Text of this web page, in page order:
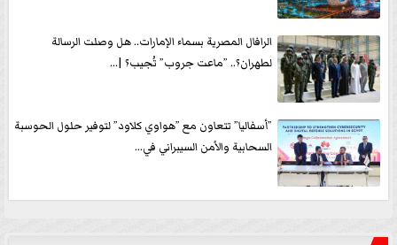
الرافال المصرية بسماء الإمارات.. هل وصلت الرسالة
لطهران؟.. ”ماعت جروب” تُجيب؟ |...
”أسفاليا” تتعاون مع ”هواوي كلاود” لتوفير حلول الحوسبة
السحابية والأمن السيبراني في...